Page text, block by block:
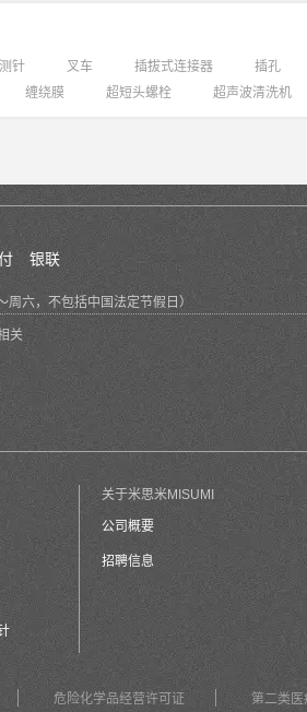
测针 叉车 插拔式连接器
插孔
缠绕膜 超短头螺栓 超声波清洗机
银联
六，不包括中国法定节假日）
关
关于米思米MISUMI
公司概要
招聘信息
危险化学品经营许可证 第二类医